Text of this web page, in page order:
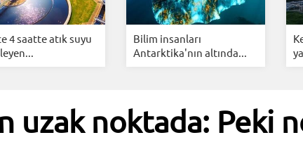
4 saatte atık suyu
Bilim insanları
Antarktika'nın altında...
uzak noktada: Peki